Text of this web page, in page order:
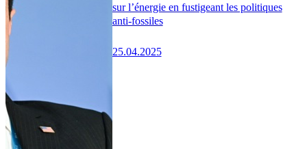
sur l’énergie en fustigeant les politiques
anti-fossiles
25.04.2025